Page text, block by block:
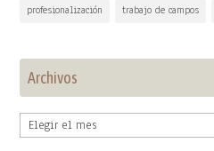
profesionalización trabajo de campos
Archivos
Archivos